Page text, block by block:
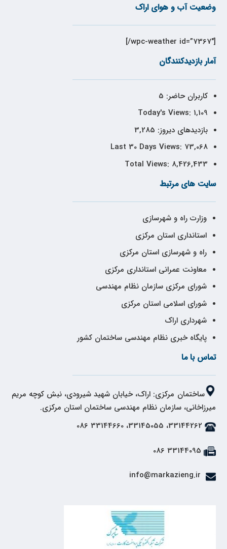
وضعیت آب و هوای اراک
[wpc-weather id=”7367″/]
آمار بازدیدکنندگان
کاربران حاضر: 5
Today's Views: 1,109
بازدیدهای دیروز: 3,285
Last 30 Days Views: 73,068
Total Views: 8,426,433
سایت های مرتبط
وزارت راه و شهرسازی
استانداری استان مرکزی
راه و شهرسازی استان مرکزی
معاونت عمرانی استانداری مرکزی
شورای مرکزی سازمان نظام مهندسی
شورای اسلامی استان مرکزی
شهرداری اراک
پایگاه خبری نظام مهندسی ساختمان کشور
تماس با ما
ساختمان مرکزی: اراک، خیابان شهید شیرودی، نبش کوچه مریم
میرزاخانی، سازمان نظام مهندسی ساختمان استان مرکزی.
33144262، 33145055، 33144660 086
33144095 086